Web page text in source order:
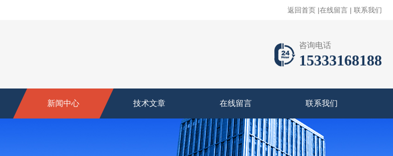
返回首页 |在线留言 | 联系我们
咨询电话
15333168188
新闻中心 技术文章 在线留言 联系我们